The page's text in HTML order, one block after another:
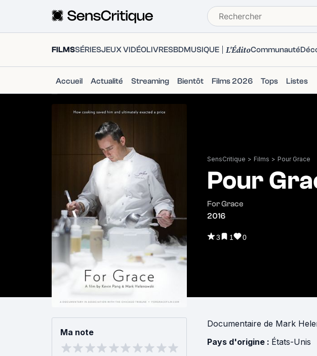
FILMSSÉRIESJEUX VIDÉOLIVRESBDMUSIQUE L'ÉditoCommunauté
Accueil Actualité Streaming Bientôt Films 2026 Tops Listes
SensCritique > Films > Pour Grace
Pour
For Grace
2016
3 1 0
Ma note
Documentaire de Mark
Pays d'origine : États-Unis